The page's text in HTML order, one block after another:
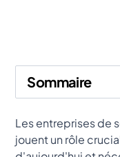
Sommaire
Heading 2
Les entreprises de
jouent un rôle